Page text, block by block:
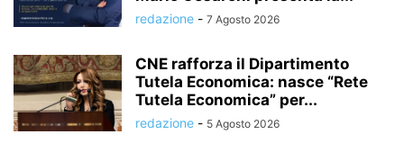
redazione - 7 Agosto 2026
CNE rafforza il Dipartimento
Tutela Economica: nasce “Rete
Tutela Economica” per...
redazione - 5 Agosto 2026